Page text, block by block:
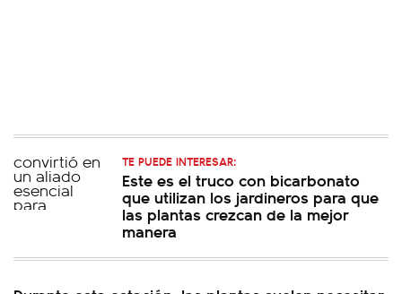
TE PUEDE INTERESAR:
Este es el truco con bicarbonato
que utilizan los jardineros para que
las plantas crezcan de la mejor
manera